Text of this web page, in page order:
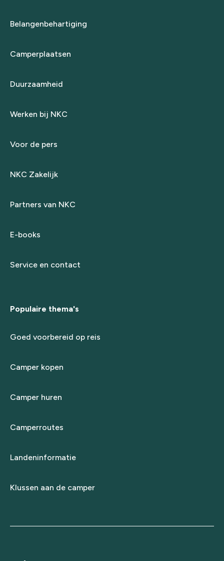
Belangenbehartiging
Camperplaatsen
Duurzaamheid
Werken bij NKC
Voor de pers
NKC Zakelijk
Partners van NKC
E-books
Service en contact
Populaire thema's
Goed voorbereid op reis
Camper kopen
Camper huren
Camperroutes
Landeninformatie
Klussen aan de camper